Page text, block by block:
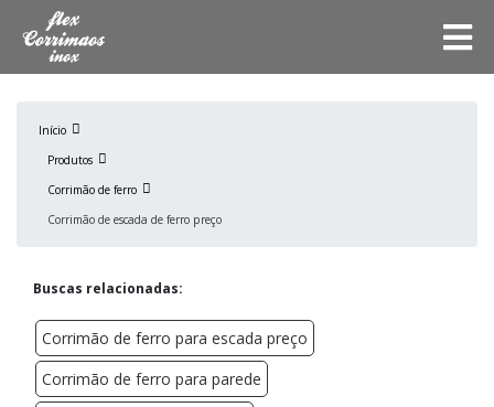
Início
Produtos
Corrimão de ferro
Corrimão de escada de ferro preço
Buscas relacionadas:
Corrimão de ferro para escada preço
Corrimão de ferro para parede